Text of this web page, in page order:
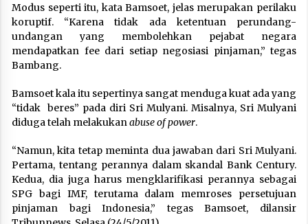
Modus seperti itu, kata Bamsoet, jelas merupakan perilaku
koruptif. “Karena tidak ada ketentuan perundang-
undangan yang membolehkan pejabat negara
mendapatkan fee dari setiap negosiasi pinjaman,” tegas
Bambang.
Bamsoet kala itu sepertinya sangat menduga kuat ada yang
“tidak beres” pada diri Sri Mulyani. Misalnya, Sri Mulyani
diduga telah melakukan abuse of power.
“Namun, kita tetap meminta dua jawaban dari Sri Mulyani.
Pertama, tentang perannya dalam skandal Bank Century.
Kedua, dia juga harus mengklarifikasi perannya sebagai
SPG bagi IMF, terutama dalam memroses persetujuan
pinjaman bagi Indonesia,” tegas Bamsoet, dilansir